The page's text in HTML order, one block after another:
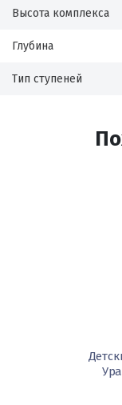
Высота комплекса
Глубина
Тип ступеней